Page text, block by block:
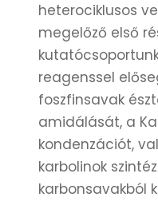
heterociklusos
megelőző első
reagenssel
foszfinsavak
amidálását, a
kondenzációt,
karbolinok
karbonsavakból